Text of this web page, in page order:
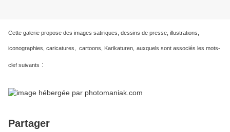
Cette galerie propose des images satiriques, dessins de presse, illustrations,
iconographies, caricatures, cartoons, Karikaturen, auxquels sont associés les mots-
clef suivants :
Partager